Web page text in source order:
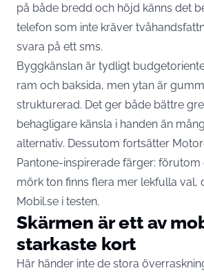
på både bredd och höjd känns det
telefon som inte kräver
svara på ett sms.
Byggkänslan är tydligt
ram och baksida, men ytan är
strukturerad. Det ger både bättre
behagligare känsla i handen än
alternativ. Dessutom fortsätter
Pantone-inspirerade färger: förutom
mörk ton finns flera mer lekfulla val,
Mobil.se i testen.
Skärmen är ett av
starkaste kort
Här händer inte de stora